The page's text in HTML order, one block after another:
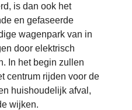
is dan ook het
en gefaseerde
wagenpark van in
door elektrisch
In het begin zullen
centrum rijden voor de
huishoudelijk afval,
wijken.